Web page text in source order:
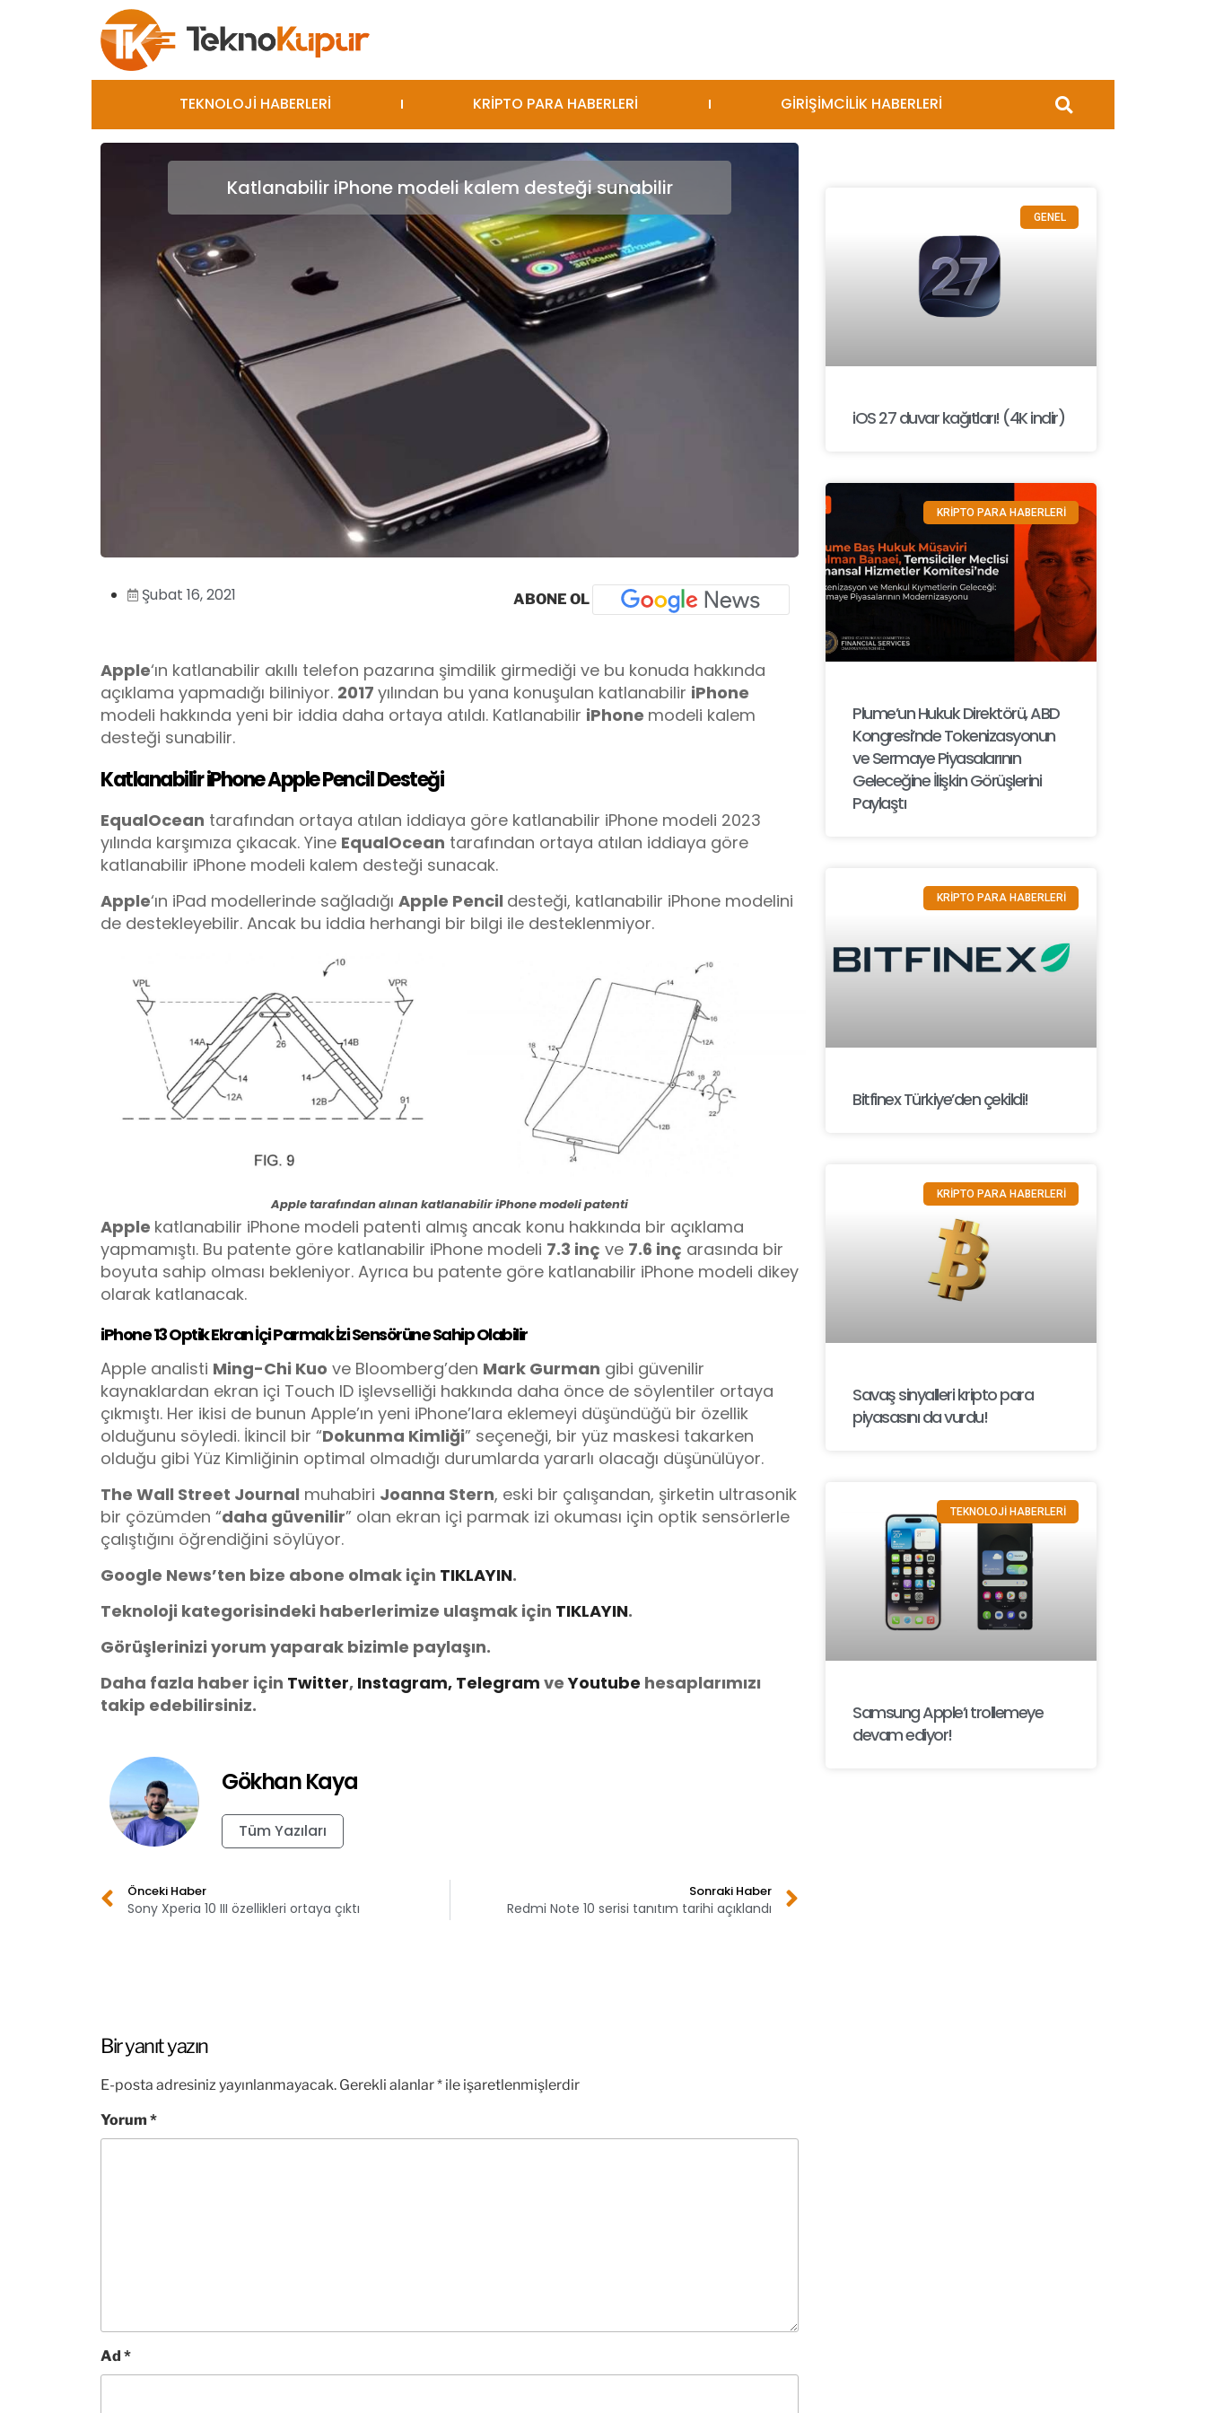
TEKNOLOJİ HABERLERİ KRİPTO PARA HABERLERİ GİRİŞİMCİLİK HABERLERİ
Katlanabilir iPhone modeli kalem desteği sunabilir
Şubat 16, 2021 ABONE OL
Apple‘ın katlanabilir akıllı telefon pazarına şimdilik girmediği ve bu konuda hakkında
açıklama yapmadığı biliniyor. 2017 yılından bu yana konuşulan katlanabilir iPhone
modeli hakkında yeni bir iddia daha ortaya atıldı. Katlanabilir iPhone modeli kalem
desteği sunabilir.
Katlanabilir iPhone Apple Pencil Desteği
EqualOcean tarafından ortaya atılan iddiaya göre katlanabilir iPhone modeli 2023
yılında karşımıza çıkacak. Yine EqualOcean tarafından ortaya atılan iddiaya göre
katlanabilir iPhone modeli kalem desteği sunacak.
Apple‘ın iPad modellerinde sağladığı Apple Pencil desteği, katlanabilir iPhone modelini
de destekleyebilir. Ancak bu iddia herhangi bir bilgi ile desteklenmiyor.
Apple tarafından alınan katlanabilir iPhone modeli patenti
Apple katlanabilir iPhone modeli patenti almış ancak konu hakkında bir açıklama
yapmamıştı. Bu patente göre katlanabilir iPhone modeli 7.3 inç ve 7.6 inç arasında bir
boyuta sahip olması bekleniyor. Ayrıca bu patente göre katlanabilir iPhone modeli dikey
olarak katlanacak.
iPhone 13 Optik Ekran İçi Parmak İzi Sensörüne Sahip Olabilir
Apple analisti Ming-Chi Kuo ve Bloomberg’den Mark Gurman gibi güvenilir
kaynaklardan ekran içi Touch ID işlevselliği hakkında daha önce de söylentiler ortaya
çıkmıştı. Her ikisi de bunun Apple’ın yeni iPhone’lara eklemeyi düşündüğü bir özellik
olduğunu söyledi. İkincil bir “Dokunma Kimliği” seçeneği, bir yüz maskesi takarken
olduğu gibi Yüz Kimliğinin optimal olmadığı durumlarda yararlı olacağı düşünülüyor.
The Wall Street Journal muhabiri Joanna Stern, eski bir çalışandan, şirketin ultrasonik
bir çözümden “daha güvenilir” olan ekran içi parmak izi okuması için optik sensörlerle
çalıştığını öğrendiğini söylüyor.
Google News’ten bize abone olmak için TIKLAYIN.
Teknoloji kategorisindeki haberlerimize ulaşmak için TIKLAYIN.
Görüşlerinizi yorum yaparak bizimle paylaşın.
Daha fazla haber için Twitter, Instagram, Telegram veYoutube hesaplarımızı
takip edebilirsiniz.
Gökhan Kaya
Tüm Yazıları
Önceki Haber
Sony Xperia 10 III özellikleri ortaya çıktı
Sonraki Haber
Redmi Note 10 serisi tanıtım tarihi açıklandı
Bir yanıt yazın
E-posta adresiniz yayınlanmayacak. Gerekli alanlar* ile işaretlenmişlerdir
Yorum *
Ad *
GENEL
iOS 27 duvar kağıtları! (4K indir)
KRİPTO PARA HABERLERİ
Plume’un Hukuk Direktörü, ABD
Kongresi’nde Tokenizasyonun
ve Sermaye Piyasalarının
Geleceğine İlişkin Görüşlerini
Paylaştı
KRİPTO PARA HABERLERİ
Bitfinex Türkiye’den çekildi!
KRİPTO PARA HABERLERİ
Savaş sinyalleri kripto para
piyasasını da vurdu!
TEKNOLOJİ HABERLERİ
Samsung Apple’ı trollemeye
devam ediyor!